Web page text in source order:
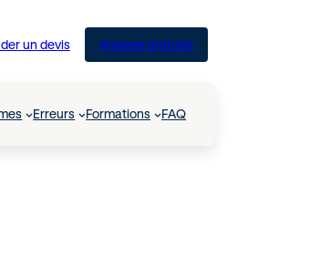
un devis Analyse gratuite
Erreurs Formations FAQ